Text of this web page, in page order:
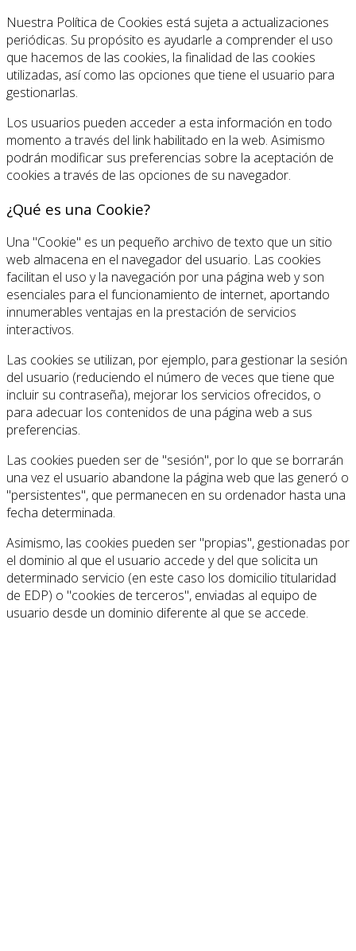
Nuestra Política de Cookies está sujeta a actualizaciones
periódicas. Su propósito es ayudarle a comprender el uso
que hacemos de las cookies, la finalidad de las cookies
utilizadas, así como las opciones que tiene el usuario para
gestionarlas.
Los usuarios pueden acceder a esta información en todo
momento a través del link habilitado en la web. Asimismo
podrán modificar sus preferencias sobre la aceptación de
cookies a través de las opciones de su navegador.
¿Qué es una Cookie?
Una "Cookie" es un pequeño archivo de texto que un sitio
web almacena en el navegador del usuario. Las cookies
facilitan el uso y la navegación por una página web y son
esenciales para el funcionamiento de internet, aportando
innumerables ventajas en la prestación de servicios
interactivos.
Las cookies se utilizan, por ejemplo, para gestionar la sesión
del usuario (reduciendo el número de veces que tiene que
incluir su contraseña), mejorar los servicios ofrecidos, o
para adecuar los contenidos de una página web a sus
preferencias.
Las cookies pueden ser de "sesión", por lo que se borrarán
una vez el usuario abandone la página web que las generó o
"persistentes", que permanecen en su ordenador hasta una
fecha determinada.
Asimismo, las cookies pueden ser "propias", gestionadas por
el dominio al que el usuario accede y del que solicita un
determinado servicio (en este caso los domicilio titularidad
de EDP) o "cookies de terceros", enviadas al equipo de
usuario desde un dominio diferente al que se accede.